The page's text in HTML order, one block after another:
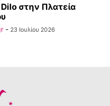
στην Πλατεία
- 23 Ιουλίου 2026